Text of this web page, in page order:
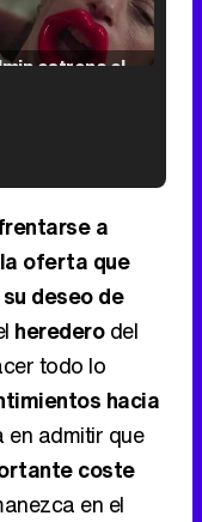
Remaining
2:24
Fullscreen
Tráiler de '33 días', la nueva serie de Atresplayer con Julián Villagrán y José Manuel Poga
Tráiler en catalán de 'Ravalear', la nueva serie de HBO Max sobre los fondos buitre
a
oferta que
deseo de
herederodel
todo lo
hacia
en admitir que
coste
en el